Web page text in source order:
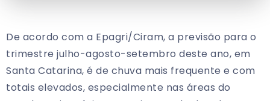
De acordo com a Epagri/Ciram, a previsão para o
trimestre julho-agosto-setembro deste ano, em
Santa Catarina, é de chuva mais frequente e com
totais elevados, especialmente nas áreas do